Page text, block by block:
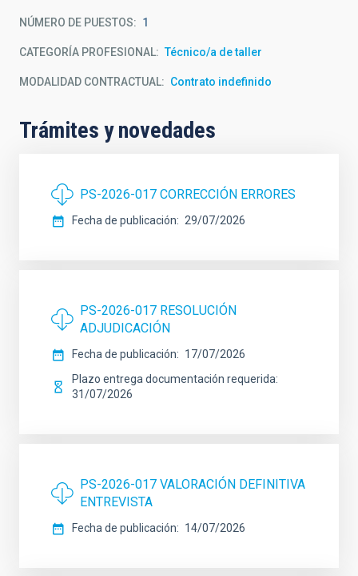
NÚMERO DE PUESTOS 1
CATEGORÍA PROFESIONAL Técnico/a de taller
MODALIDAD CONTRACTUAL Contrato indefinido
Trámites y novedades
PS-2026-017 CORRECCIÓN ERRORES
Fecha de publicación 29/07/2026
PS-2026-017 RESOLUCIÓN
ADJUDICACIÓN
Fecha de publicación
17/07/2026
Plazo entrega documentación requerida
31/07/2026
PS-2026-017 VALORACIÓN DEFINITIVA
ENTREVISTA
Fecha de publicación 14/07/2026